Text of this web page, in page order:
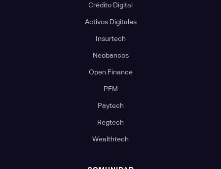
Crédito Digital
Activos Digitales
Insurtech
Neobancos
Open Finance
PFM
Paytech
Regtech
Wealthtech